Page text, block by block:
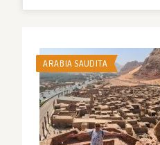
ARABIA SAUDITA